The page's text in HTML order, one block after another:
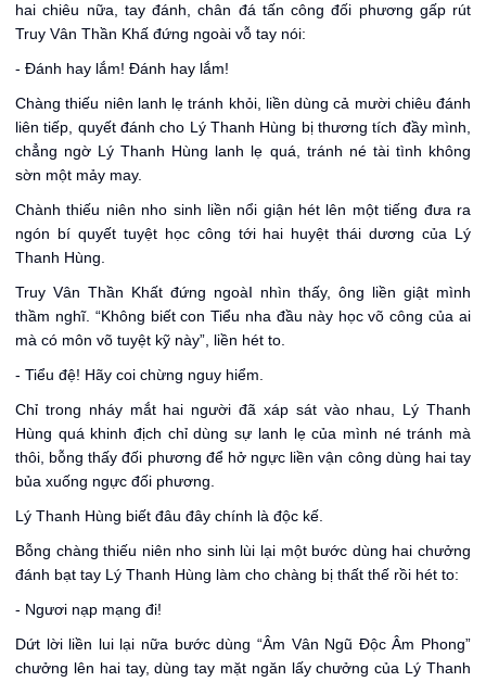
hai chiêu nữa, tay đánh, chân đá tấn công đối phương gấp rút
Truy Vân Thần Khấ đứng ngoài vỗ tay nói:
- Đánh hay lắm! Đánh hay lắm!
Chàng thiếu niên lanh lẹ tránh khỏi, liền dùng cả mười chiêu đánh
liên tiếp, quyết đánh cho Lý Thanh Hùng bị thương tích đầy mình,
chẳng ngờ Lý Thanh Hùng lanh lẹ quá, tránh né tài tình không
sờn một mảy may.
Chành thiếu niên nho sinh liền nổi giận hét lên một tiếng đưa ra
ngón bí quyết tuyệt học công tới hai huyệt thái dương của Lý
Thanh Hùng.
Truy Vân Thần Khất đứng ngoàI nhìn thấy, ông liền giật mình
thầm nghĩ. “Không biết con Tiểu nha đầu này học võ công của ai
mà có môn võ tuyệt kỹ này”, liền hét to.
- Tiểu đệ! Hãy coi chừng nguy hiểm.
Chỉ trong nháy mắt hai người đã xáp sát vào nhau, Lý Thanh
Hùng quá khinh địch chỉ dùng sự lanh lẹ của mình né tránh mà
thôi, bỗng thấy đối phương để hở ngực liền vận công dùng hai tay
bủa xuống ngực đối phương.
Lý Thanh Hùng biết đâu đây chính là độc kế.
Bỗng chàng thiếu niên nho sinh lùi lại một bước dùng hai chưởng
đánh bạt tay Lý Thanh Hùng làm cho chàng bị thất thế rồi hét to:
- Ngươi nạp mạng đi!
Dứt lời liền lui lại nữa bước dùng “Âm Vân Ngũ Độc Âm Phong”
chưởng lên hai tay, dùng tay mặt ngăn lấy chưởng của Lý Thanh